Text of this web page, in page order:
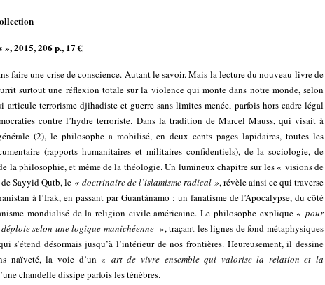
2015, 206 p., 17 €
faire une crise de conscience. Autant le savoir. Mais la lecture du nouveau livre de
surtout une réflexion totale sur la violence qui monte dans notre monde, selon
terrorisme djihadiste et guerre sans limites menée, parfois hors cadre légal
contre l’hydre terroriste. Dans la tradition de Marcel Mauss, qui visait à
(2), le philosophe a mobilisé, en deux cents pages lapidaires, toutes les
(rapports humanitaires et militaires confidentiels), de la sociologie, de
la philosophie, et même de la théologie. Un lumineux chapitre sur les « visions de
Sayyid Qutb, le « doctrinaire de l’islamisme radical », révèle ainsi ce qui traverse
à l’Irak, en passant par Guantánamo : un fanatisme de l’Apocalypse, du côté
mondialisé de la religion civile américaine. Le philosophe explique «pour
selon une logique manichéenne », traçant les lignes de fond métaphysiques
s’étend désormais jusqu’à l’intérieur de nos frontières. Heureusement, il dessine
naïveté, la voie d’un « art de vivre ensemble qui valorise la relation et la
chandelle dissipe parfois les ténèbres.